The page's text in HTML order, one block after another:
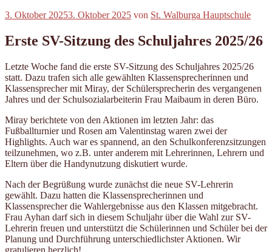
Veröffentlicht
3. Oktober 20253. Oktober 2025 von St. Walburga Hauptschule
Erste SV-Sitzung des Schuljahres 2025/26
Letzte Woche fand die erste SV-Sitzung des Schuljahres 2025/26
statt. Dazu trafen sich alle gewählten Klassensprecherinnen und
Klassensprecher mit Miray, der Schülersprecherin des vergangenen
Jahres und der Schulsozialarbeiterin Frau Maibaum in deren Büro.
Miray berichtete von den Aktionen im letzten Jahr: das
Fußballturnier und Rosen am Valentinstag waren zwei der
Highlights. Auch war es spannend, an den Schulkonferenzsitzungen
teilzunehmen, wo z.B. unter anderem mit Lehrerinnen, Lehrern und
Eltern über die Handynutzung diskutiert wurde.
Nach der Begrüßung wurde zunächst die neue SV-Lehrerin
gewählt. Dazu hatten die Klassensprecherinnen und
Klassensprecher die Wahlergebnisse aus den Klassen mitgebracht.
Frau Ayhan darf sich in diesem Schuljahr über die Wahl zur SV-
Lehrerin freuen und unterstützt die Schülerinnen und Schüler bei der
Planung und Durchführung unterschiedlichster Aktionen. Wir
gratulieren herzlich!